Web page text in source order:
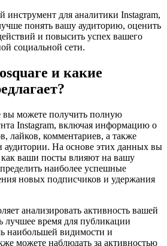
для аналитики Instagram,
понять вашу аудиторию, оценить
и повысить успех вашего
социальной сети.
и какие
можете получить полную
Instagram, включая информацию о
лайков, комментариев, а также
аудитории. На основе этих данных вы
ваши посты влияют на вашу
наиболее успешные
новых подписчиков и удержания
анализировать активность вашей
лучшее время для публикации
наибольшей видимости и
можете наблюдать за активностью